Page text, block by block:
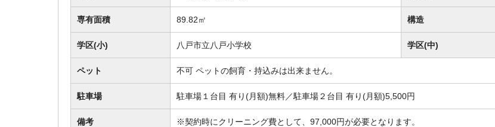
専有面積 89.82㎡ 構造
学区(小) 八戸市立八戸小学校 学区(中)
ペット 不可 ペットの飼育・持込みは出来ません。
駐車場 駐車場１台目 有り(月額)無料／駐車場２台目 有り(月額)5,500円
備考
※契約時にクリーニング費として、97,000円が必要となります。